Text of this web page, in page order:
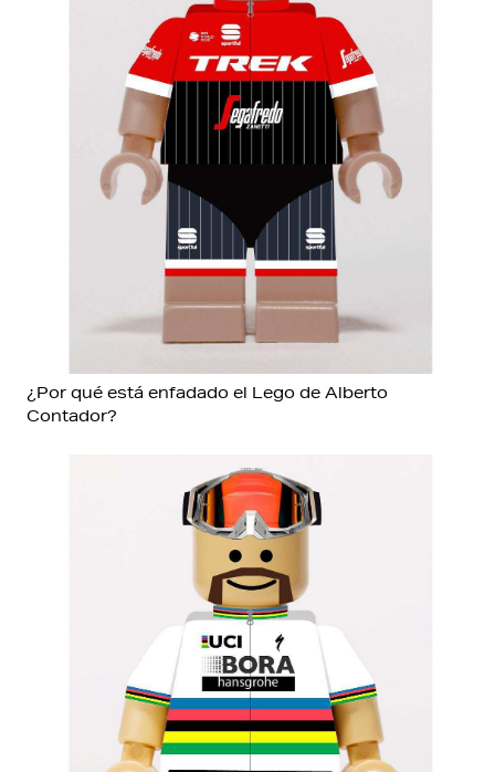
¿Por qué está enfadado el Lego de Alberto
Contador?